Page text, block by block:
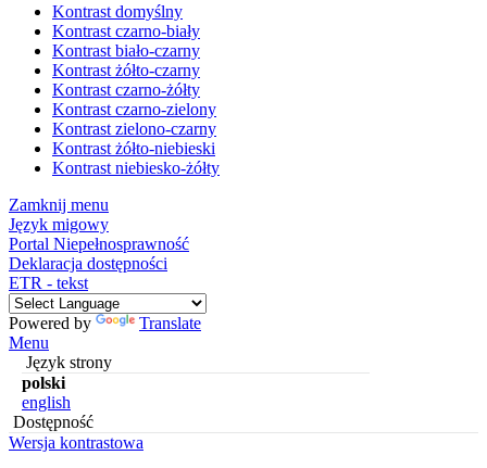
Kontrast domyślny
Kontrast czarno-biały
Kontrast biało-czarny
Kontrast żółto-czarny
Kontrast czarno-żółty
Kontrast czarno-zielony
Kontrast zielono-czarny
Kontrast żółto-niebieski
Kontrast niebiesko-żółty
Zamknij menu
Język migowy
Portal Niepełnosprawność
Deklaracja dostępności
ETR - tekst
Powered by
Translate
Menu
Język strony
polski
english
Dostępność
Wersja kontrastowa